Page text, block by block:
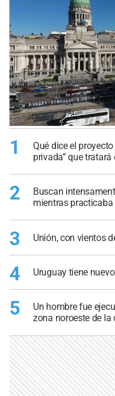
1
Qué dice el
privada” que tratará
2
Buscan
mientras
3 Unión, con vientos
4 Uruguay tiene
5
Un hombre fue
zona noroeste de la